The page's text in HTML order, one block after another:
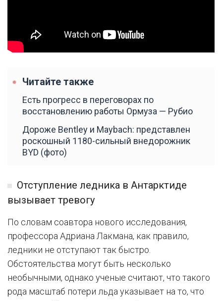
Читайте также
Есть прогресс в переговорах по
восстановлению работы Ормуза — Рубио
Дороже Bentley и Maybach: представлен
роскошный 1180-сильный внедорожник
BYD (фото)
Отступление ледника в Антарктиде
вызывает тревогу
По словам соавтора нового исследования,
профессора Адриана Лакмана, как правило,
ледники не отступают так быстро.
Обстоятельства могут быть несколько
необычными, однако ученые считают, что такого
рода масштаб потери льда указывает на то, что